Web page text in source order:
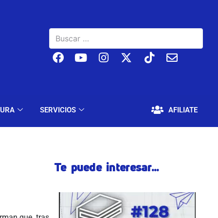
SERVICIOS AFILIATE
EDUCACIÓN Y CULTURA SERVICIOS
Te puede interesar...